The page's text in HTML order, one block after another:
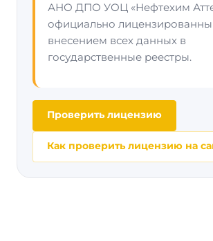
АНО ДПО УОЦ «Нефтехим
официально
внесением всех данных в
государственные реестры.
Проверить лицензию
Как проверить лицензию на